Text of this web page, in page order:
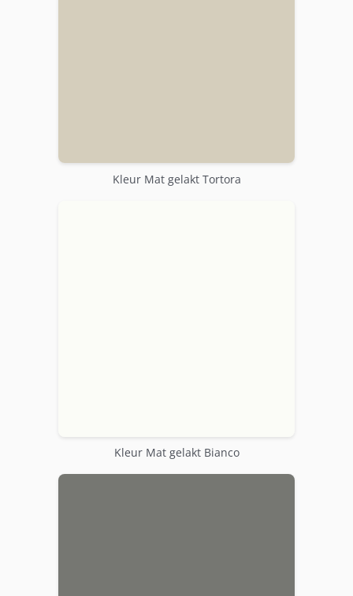
Kleur Mat gelakt Tortora
Kleur Mat gelakt Bianco